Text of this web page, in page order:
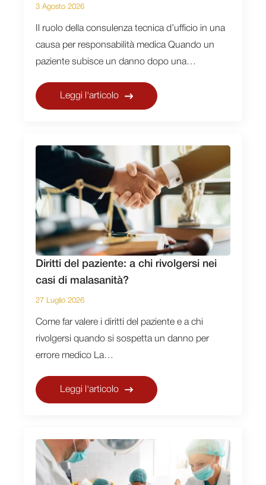
3 Agosto 2026
Il ruolo della consulenza tecnica d’ufficio in una
causa per responsabilità medica Quando un
paziente subisce un danno dopo una…
Leggi l'articolo
Diritti del paziente: a chi rivolgersi nei
casi di malasanità?
27 Luglio 2026
Come far valere i diritti del paziente e a chi
rivolgersi quando si sospetta un danno per
errore medico La…
Leggi l'articolo